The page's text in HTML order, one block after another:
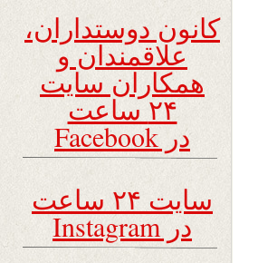
کانون دوستداران،
علاقمندان و
همکاران سایت
۲۴ ساعت
در Facebook
سایت ۲۴ ساعت
در Instagram